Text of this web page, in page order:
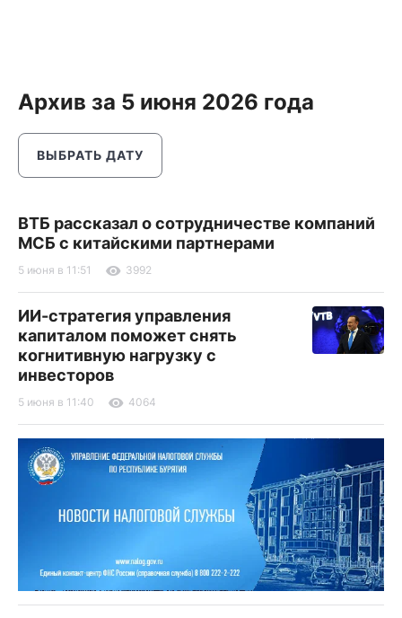
Архив за 5 июня 2026 года
ВЫБРАТЬ ДАТУ
ВТБ рассказал о сотрудничестве компаний
МСБ с китайскими партнерами
5 июня в 11:51 3992
ИИ-стратегия управления
капиталом поможет снять
когнитивную нагрузку с
инвесторов
5 июня в 11:40 4064